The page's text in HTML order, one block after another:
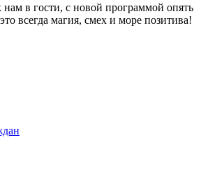
нам в гости, с новой программой опять
всегда магия, смех и море позитива!